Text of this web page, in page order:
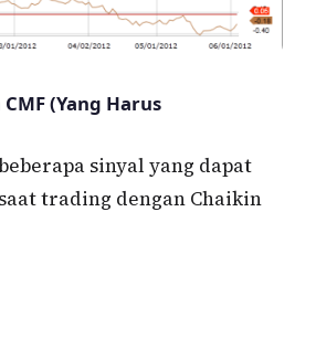
(Yang Harus
sinyal yang dapat
trading dengan Chaikin